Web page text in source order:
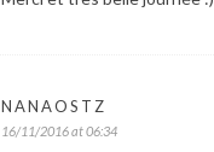
NANAOSTZ
16/11/2016 at 06:34